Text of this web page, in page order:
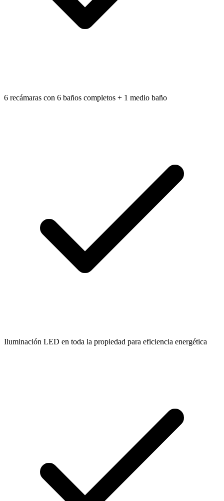
6 recámaras con 6 baños completos + 1 medio baño
Iluminación LED en toda la propiedad para eficiencia energética